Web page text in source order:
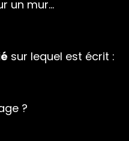
un mur…
sur lequel est écrit :
?